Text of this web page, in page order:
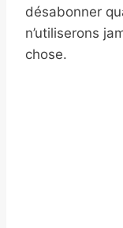
désabonner
n’utiliserons
chose.